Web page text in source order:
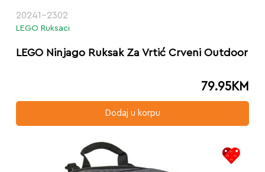
20241-2302
LEGO Ruksaci
LEGO Ninjago Ruksak Za Vrtić Crveni Outdoor
79.95KM
Dodaj u korpu